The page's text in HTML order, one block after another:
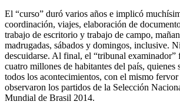
El “curso” duró varios años e implicó
coordinación, viajes, elaboración de
trabajo de escritorio y trabajo de campo,
madrugadas, sábados y domingos, inclusive.
descuidarse. Al final, el “tribunal examinador”
cuatro millones de habitantes del país, quienes
todos los acontecimientos, con el mismo fervor
observaron los partidos de la Selección
Mundial de Brasil 2014.